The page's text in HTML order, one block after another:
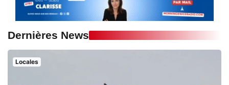
Dernières News
Locales